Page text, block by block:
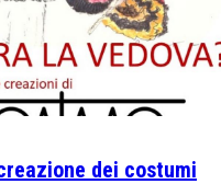
dei costumi